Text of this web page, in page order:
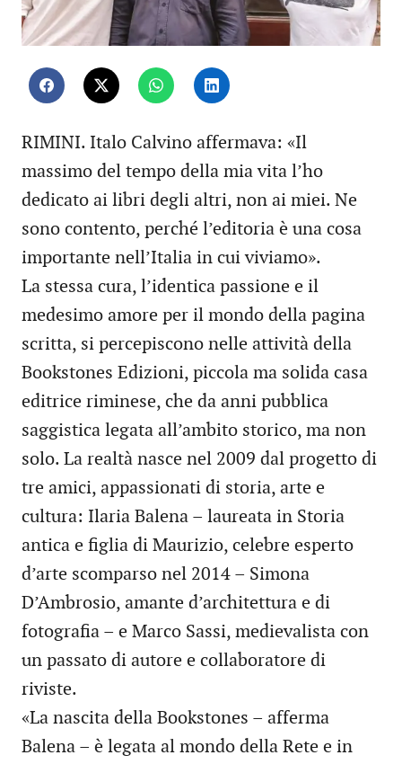
RIMINI. Italo Calvino affermava: «Il
massimo del tempo della mia vita l’ho
dedicato ai libri degli altri, non ai miei. Ne
sono contento, perché l’editoria è una cosa
importante nell’Italia in cui viviamo».
La stessa cura, l’identica passione e il
medesimo amore per il mondo della pagina
scritta, si percepiscono nelle attività della
Bookstones Edizioni, piccola ma solida casa
editrice riminese, che da anni pubblica
saggistica legata all’ambito storico, ma non
solo. La realtà nasce nel 2009 dal progetto di
tre amici, appassionati di storia, arte e
cultura: Ilaria Balena – laureata in Storia
antica e figlia di Maurizio, celebre esperto
d’arte scomparso nel 2014 – Simona
D’Ambrosio, amante d’architettura e di
fotografia – e Marco Sassi, medievalista con
un passato di autore e collaboratore di
riviste.
«La nascita della Bookstones – afferma
Balena – è legata al mondo della Rete e in